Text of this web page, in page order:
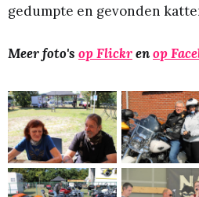
gedumpte en gevonden
Meer foto's op Flickrenop